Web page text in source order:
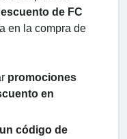
de FC
en la compra de
promociones
en
código de